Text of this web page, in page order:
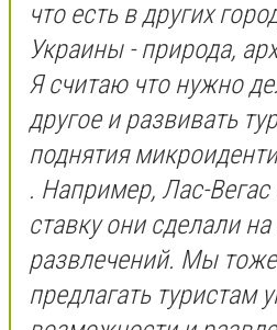
что есть в других
Украины -природа,
Ясчитаю что нужно
другое и развивать
поднятия
. Например, Лас-Вегас
ставку они сделали
развлечений. Мы
предлагать туристам